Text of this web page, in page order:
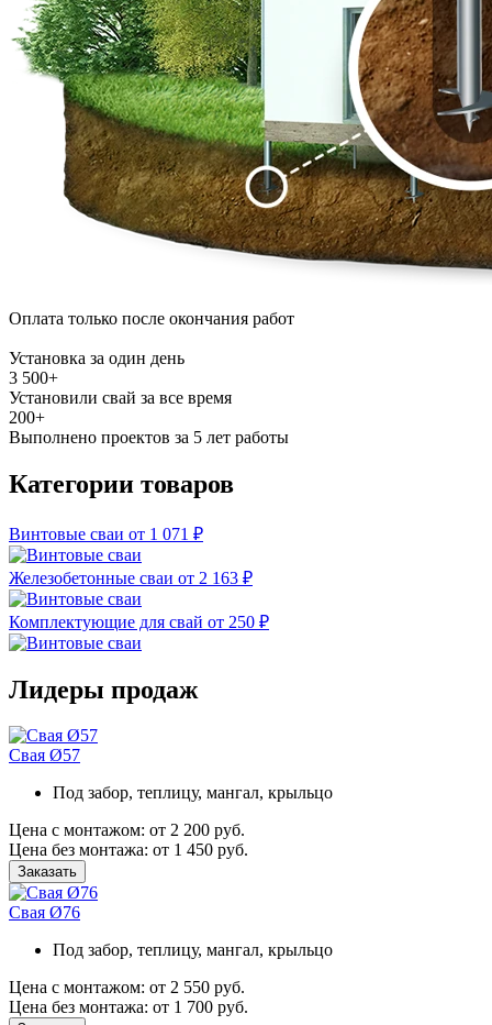
Оплата только после окончания работ
Установка за один день
3 500+
Установили свай за все время
200+
Выполнено проектов за 5 лет работы
Категории товаров
Винтовые сваи от 1 071 ₽
Железобетонные сваи от 2 163 ₽
Комплектующие для свай от 250 ₽
Лидеры продаж
Свая Ø57
Под забор, теплицу, мангал, крыльцо
Цена с монтажом: от 2 200 руб.
Цена без монтажа: от 1 450 руб.
Заказать
Свая Ø76
Под забор, теплицу, мангал, крыльцо
Цена с монтажом: от 2 550 руб.
Цена без монтажа: от 1 700 руб.